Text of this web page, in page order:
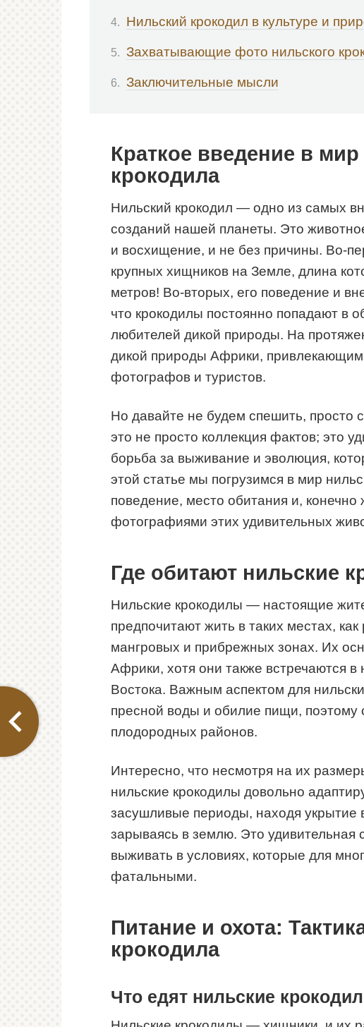
Нильский крокодил в культуре и
Захватывающие фото нильского
Заключительные мысли
Краткое введение в мир
крокодила
Нильский крокодил — одно из самых
созданий нашей планеты. Это
и восхищение, и не без причины. Во-
крупных хищников на Земле, длина
метров! Во-вторых, его поведение и
что крокодилы постоянно попадают в
любителей дикой природы. На
дикой природы Африки,
фотографов и туристов.
Но давайте не будем спешить, просто
это не просто коллекция фактов; это
борьба за выживание и эволюция,
этой статье мы погрузимся в мир
поведение, место обитания и,
фотографиями этих удивительных
Где обитают нильские
Нильские крокодилы — настоящие
предпочитают жить в таких местах,
мангровых и прибрежных зонах. Их
Африки, хотя они также встречаются в
Востока. Важным аспектом для
пресной воды и обилие пищи, поэтому
плодородных районов.
Интересно, что несмотря на их
нильские крокодилы довольно
засушливые периоды, находя укрытие
зарываясь в землю. Это удивительная
выживать в условиях, которые для
фатальными.
Питание и охота:
крокодила
Что едят нильские